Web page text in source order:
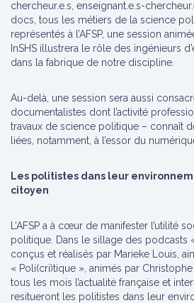
chercheur.e.s, enseignant.e.s-
docs, tous les métiers de la science
représentés à l’AFSP, une session
InSHS illustrera le rôle des ingénieurs
dans la fabrique de notre discipline.
Au-delà, une session sera aussi
documentalistes dont l’activité
travaux de science politique – connaît
liées, notamment, à l’essor du
Les politistes dans leur
citoyen
L’AFSP a à cœur de manifester l’utilité
politique. Dans le sillage des podcasts
conçus et réalisés par Marieke Louis,
« Poli(cri)tique », animés par
tous les mois l’actualité française et
resitueront les politistes dans leur